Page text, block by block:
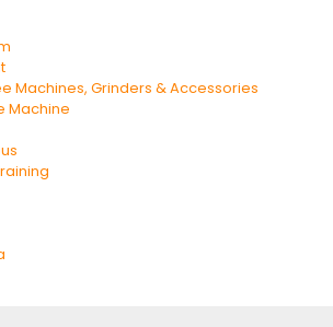
Machines, Grinders & Accessories
Machine